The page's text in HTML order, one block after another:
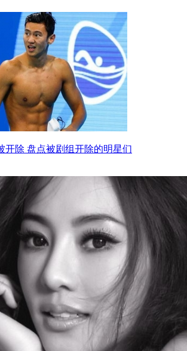
开除 盘点被剧组开除的明星们